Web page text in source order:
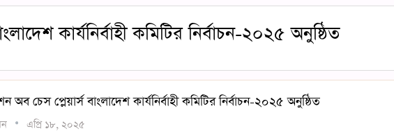
কার্যনির্বাহী কমিটির নির্বাচন-২০২৫ অনুষ্ঠিত
অব চেস প্লেয়ার্স বাংলাদেশ কার্যনির্বাহী কমিটির নির্বাচন-২০২৫ অনুষ্ঠিত
এপ্রি ১৮, ২০২৫